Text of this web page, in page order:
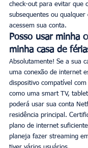
check-out para evitar que
subsequentes ou qualquer
acessem sua conta.
Posso usar minha
minha casa de
Absolutamente! Se a sua
uma conexão de internet
dispositivo compatível
como uma smart TV,
poderá usar sua conta
residência principal.
plano de internet
planeja fazer streaming